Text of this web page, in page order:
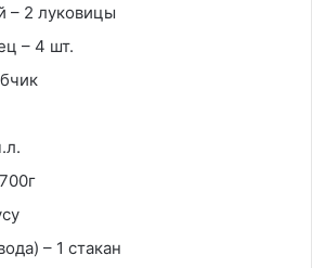
– 2 луковицы
– 4 шт.
– 1 стакан